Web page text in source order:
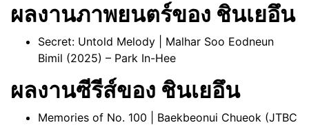
ผลงานภาพยนตร์ของ ชินเยอึน
Secret: Untold Melody | Malhar Soo Eodneun
Bimil (2025) – Park In-Hee
ผลงานซีรีส์ของ ชินเยอึน
Memories of No. 100 | Baekbeonui Chueok (JTBC